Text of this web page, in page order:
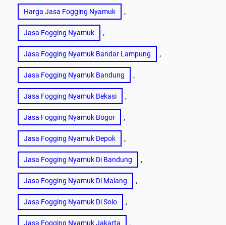
Harga Jasa Fogging Nyamuk ,
Jasa Fogging Nyamuk ,
Jasa Fogging Nyamuk Bandar Lampung ,
Jasa Fogging Nyamuk Bandung ,
Jasa Fogging Nyamuk Bekasi ,
Jasa Fogging Nyamuk Bogor ,
Jasa Fogging Nyamuk Depok ,
Jasa Fogging Nyamuk Di Bandung ,
Jasa Fogging Nyamuk Di Malang ,
Jasa Fogging Nyamuk Di Solo ,
Jasa Fogging Nyamuk Jakarta ,